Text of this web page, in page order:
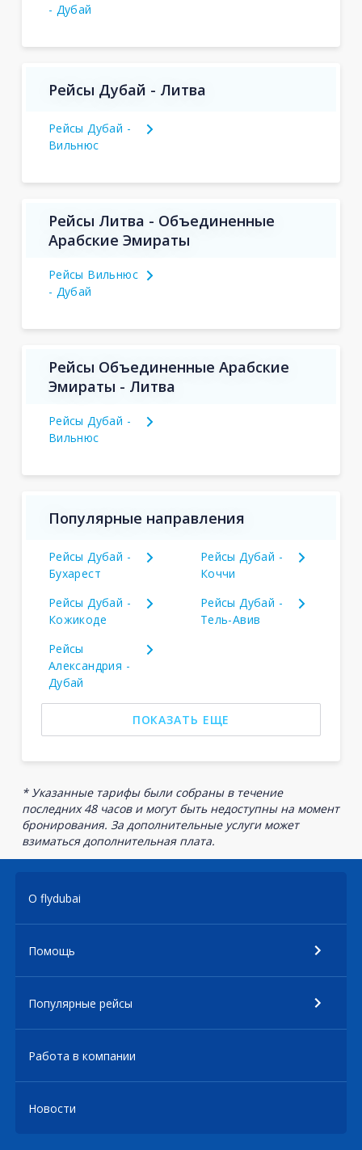
- Дубай
Рейсы Дубай - Литва
Рейсы Дубай -
Вильнюс
Рейсы Литва - Объединенные
Арабские Эмираты
Рейсы Вильнюс
- Дубай
Рейсы Объединенные Арабские
Эмираты - Литва
Рейсы Дубай -
Вильнюс
Популярные направления
Рейсы Дубай -
Бухарест
Рейсы Дубай -
Коччи
Рейсы Дубай -
Кожикоде
Рейсы Дубай -
Тель-Авив
Рейсы
Александрия -
Дубай
ПОКАЗАТЬ ЕЩЕ
* Указанные тарифы были собраны в течение
последних 48 часов и могут быть недоступны на момент
бронирования. За дополнительные услуги может
взиматься дополнительная плата.
О flydubai
Помощь
Популярные рейсы
Работа в компании
Новости